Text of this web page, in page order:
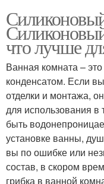
что лучше
Ванная комната –
конденсатом. Если
отделки и монтажа,
для использования в
быть
установке ванны,
вы по ошибке или
состав, в скором
грибка в ванной